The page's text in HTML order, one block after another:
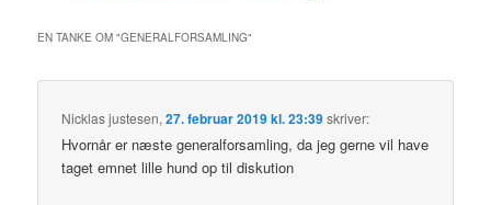
EN TANKE OM "GENERALFORSAMLING"
Nicklas justesen,27. februar 2019 kl. 23:39skriver:
Hvornår er næste generalforsamling, da jeg gerne vil have
taget emnet lille hund op til diskution